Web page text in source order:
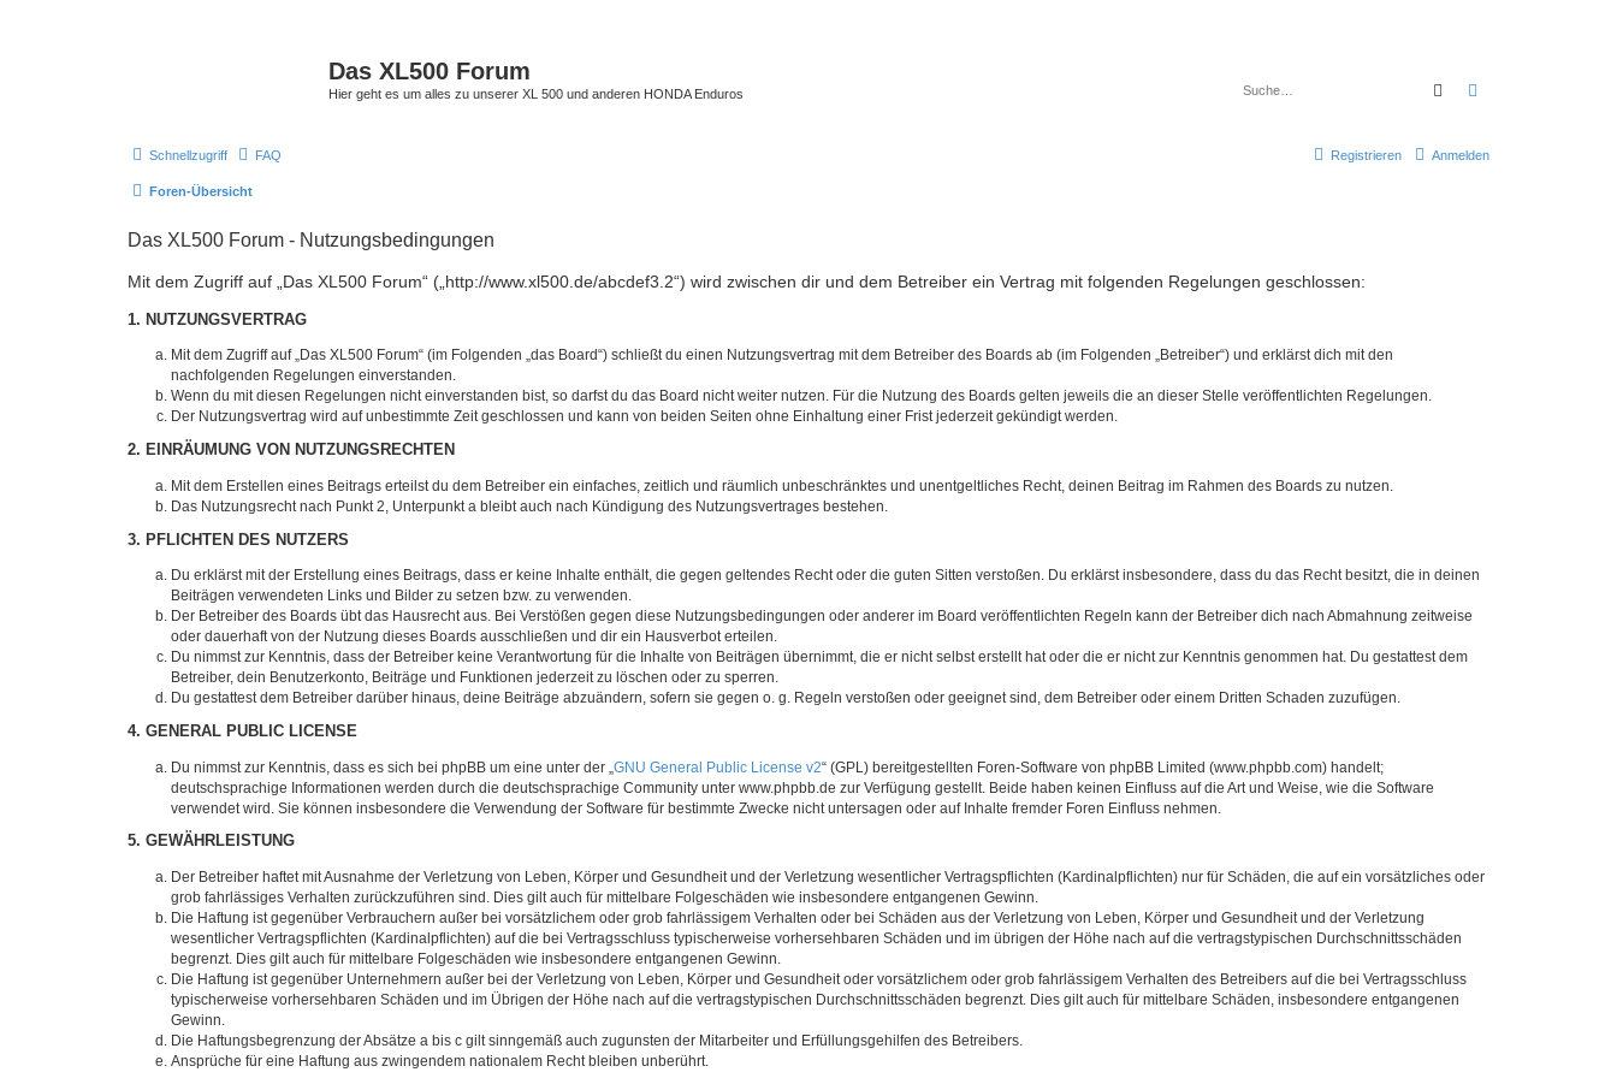
Das XL500 Forum
Hier geht es um alles zu unserer XL 500 und anderen HONDA Enduros Suche
Schnellzugriff FAQ Anmelden
Registrieren
Foren-Übersicht
Das XL500 Forum - Nutzungsbedingungen
Mit dem Zugriff auf „Das XL500 Forum“ („http://www.xl500.de/abcdef3.2“) wird zwischen dir und dem Betreiber ein Vertrag mit folgenden Regelungen geschlossen:
1. NUTZUNGSVERTRAG
Mit dem Zugriff auf „Das XL500 Forum“ (im Folgenden „das Board“) schließt du einen Nutzungsvertrag mit dem Betreiber des Boards ab (im Folgenden „Betreiber“) und erklärst dich mit den
nachfolgenden Regelungen einverstanden.
Wenn du mit diesen Regelungen nicht einverstanden bist, so darfst du das Board nicht weiter nutzen. Für die Nutzung des Boards gelten jeweils die an dieser Stelle veröffentlichten Regelungen.
Der Nutzungsvertrag wird auf unbestimmte Zeit geschlossen und kann von beiden Seiten ohne Einhaltung einer Frist jederzeit gekündigt werden.
2. EINRÄUMUNG VON NUTZUNGSRECHTEN
Mit dem Erstellen eines Beitrags erteilst du dem Betreiber ein einfaches, zeitlich und räumlich unbeschränktes und unentgeltliches Recht, deinen Beitrag im Rahmen des Boards zu nutzen.
Das Nutzungsrecht nach Punkt 2, Unterpunkt a bleibt auch nach Kündigung des Nutzungsvertrages bestehen.
3. PFLICHTEN DES NUTZERS
Du erklärst mit der Erstellung eines Beitrags, dass er keine Inhalte enthält, die gegen geltendes Recht oder die guten Sitten verstoßen. Du erklärst insbesondere, dass du das Recht besitzt, die in deinen
Beiträgen verwendeten Links und Bilder zu setzen bzw. zu verwenden.
Der Betreiber des Boards übt das Hausrecht aus. Bei Verstößen gegen diese Nutzungsbedingungen oder anderer im Board veröffentlichten Regeln kann der Betreiber dich nach Abmahnung zeitweise
oder dauerhaft von der Nutzung dieses Boards ausschließen und dir ein Hausverbot erteilen.
Du nimmst zur Kenntnis, dass der Betreiber keine Verantwortung für die Inhalte von Beiträgen übernimmt, die er nicht selbst erstellt hat oder die er nicht zur Kenntnis genommen hat. Du gestattest dem
Betreiber, dein Benutzerkonto, Beiträge und Funktionen jederzeit zu löschen oder zu sperren.
Du gestattest dem Betreiber darüber hinaus, deine Beiträge abzuändern, sofern sie gegen o. g. Regeln verstoßen oder geeignet sind, dem Betreiber oder einem Dritten Schaden zuzufügen.
4. GENERAL PUBLIC LICENSE
Du nimmst zur Kenntnis, dass es sich bei phpBB um eine unter der „ GNU General Public License v2“ (GPL) bereitgestellten Foren-Software von phpBB Limited (www.phpbb.com) handelt;
deutschsprachige Informationen werden durch die deutschsprachige Community unter www.phpbb.de zur Verfügung gestellt. Beide haben keinen Einfluss auf die Art und Weise, wie die Software
verwendet wird. Sie können insbesondere die Verwendung der Software für bestimmte Zwecke nicht untersagen oder auf Inhalte fremder Foren Einfluss nehmen.
5. GEWÄHRLEISTUNG
Der Betreiber haftet mit Ausnahme der Verletzung von Leben, Körper und Gesundheit und der Verletzung wesentlicher Vertragspflichten (Kardinalpflichten) nur für Schäden, die auf ein vorsätzliches oder
grob fahrlässiges Verhalten zurückzuführen sind. Dies gilt auch für mittelbare Folgeschäden wie insbesondere entgangenen Gewinn.
Die Haftung ist gegenüber Verbrauchern außer bei vorsätzlichem oder grob fahrlässigem Verhalten oder bei Schäden aus der Verletzung von Leben, Körper und Gesundheit und der Verletzung
wesentlicher Vertragspflichten (Kardinalpflichten) auf die bei Vertragsschluss typischerweise vorhersehbaren Schäden und im übrigen der Höhe nach auf die vertragstypischen Durchschnittsschäden
begrenzt. Dies gilt auch für mittelbare Folgeschäden wie insbesondere entgangenen Gewinn.
Die Haftung ist gegenüber Unternehmern außer bei der Verletzung von Leben, Körper und Gesundheit oder vorsätzlichem oder grob fahrlässigem Verhalten des Betreibers auf die bei Vertragsschluss
typischerweise vorhersehbaren Schäden und im Übrigen der Höhe nach auf die vertragstypischen Durchschnittsschäden begrenzt. Dies gilt auch für mittelbare Schäden, insbesondere entgangenen
Gewinn.
Die Haftungsbegrenzung der Absätze a bis c gilt sinngemäß auch zugunsten der Mitarbeiter und Erfüllungsgehilfen des Betreibers.
Ansprüche für eine Haftung aus zwingendem nationalem Recht bleiben unberührt.